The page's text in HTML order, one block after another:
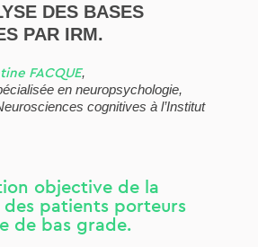
DES BASES
PAR IRM.
FACQUE,
en neuropsychologie,
cognitives à l’Institut
objective de la
patients porteurs
de bas grade.